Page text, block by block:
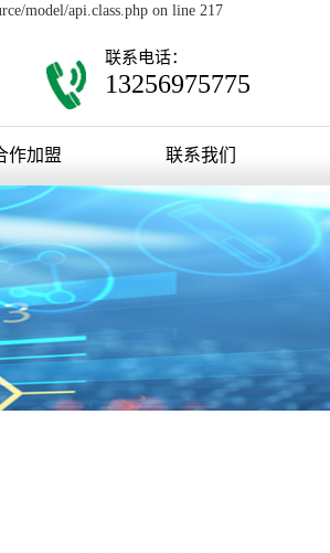
model/api.class.php on line 217
联系电话：
13256975775
作加盟 联系我们